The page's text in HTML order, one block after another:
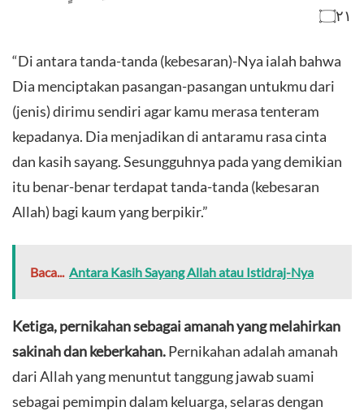
۝٢١
​“Di antara tanda-tanda (kebesaran)-Nya ialah bahwa
Dia menciptakan pasangan-pasangan untukmu dari
(jenis) dirimu sendiri agar kamu merasa tenteram
kepadanya. Dia menjadikan di antaramu rasa cinta
dan kasih sayang. Sesungguhnya pada yang demikian
itu benar-benar terdapat tanda-tanda (kebesaran
Allah) bagi kaum yang berpikir.”
Baca... Antara Kasih Sayang Allah atau Istidraj-Nya
Ketiga, pernikahan sebagai amanah yang melahirkan
sakinah dan keberkahan.Pernikahan adalah amanah
dari Allah yang menuntut tanggung jawab suami
sebagai pemimpin dalam keluarga, selaras dengan